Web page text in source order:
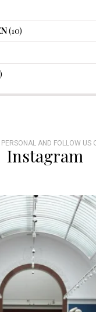
(10)
PERSONAL AND FOLLOW US
Instagram